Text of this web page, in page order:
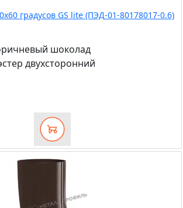
градусов GS lite (ПЭД-01-80178017-0.6)
шоколад
двухсторонний